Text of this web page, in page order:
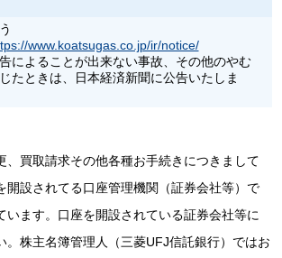
www.koatsugas.co.jp/ir/notice/
によることが出来ない事故、その他のやむ
たときは、日本経済新聞に公告いたしま
、買取請求その他各種お手続きにつきまして
開設されてる口座管理機関（証券会社等）で
います。口座を開設されている証券会社等に
。株主名簿管理人（三菱UFJ信託銀行）ではお